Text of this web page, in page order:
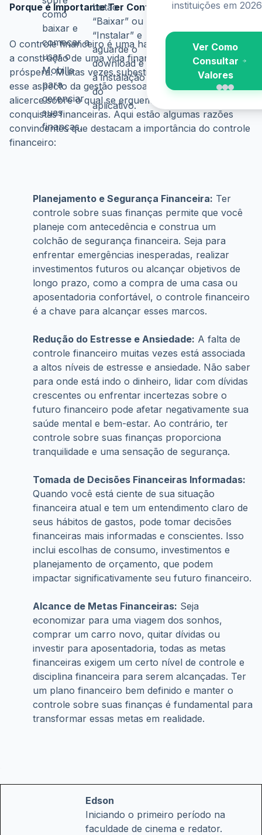
Porque é Importante Ter Controle Financeiro?
O controle financeiro é uma habilidade essencial para
a construção de uma vida financeira estável e
próspera. Muitas vezes subestimado ou negligenciado,
esse aspecto da gestão pessoal é, na verdade, o
alicerce sobre o qual se erguem todas as outras
conquistas financeiras. Aqui estão algumas razões
convincentes que destacam a importância do controle
financeiro:
Planejamento e Segurança Financeira: Ter
controle sobre suas finanças permite que você
planeje com antecedência e construa um
colchão de segurança financeira. Seja para
enfrentar emergências inesperadas, realizar
investimentos futuros ou alcançar objetivos de
longo prazo, como a compra de uma casa ou
aposentadoria confortável, o controle financeiro
é a chave para alcançar esses marcos.
Redução do Estresse e Ansiedade: A falta de
controle financeiro muitas vezes está associada
a altos níveis de estresse e ansiedade. Não saber
para onde está indo o dinheiro, lidar com dívidas
crescentes ou enfrentar incertezas sobre o
futuro financeiro pode afetar negativamente sua
saúde mental e bem-estar. Ao contrário, ter
controle sobre suas finanças proporciona
tranquilidade e uma sensação de segurança.
Tomada de Decisões Financeiras Informadas:
Quando você está ciente de sua situação
financeira atual e tem um entendimento claro de
seus hábitos de gastos, pode tomar decisões
financeiras mais informadas e conscientes. Isso
inclui escolhas de consumo, investimentos e
planejamento de orçamento, que podem
impactar significativamente seu futuro financeiro.
Alcance de Metas Financeiras: Seja
economizar para uma viagem dos sonhos,
comprar um carro novo, quitar dívidas ou
investir para aposentadoria, todas as metas
financeiras exigem um certo nível de controle e
disciplina financeira para serem alcançadas. Ter
um plano financeiro bem definido e manter o
controle sobre suas finanças é fundamental para
transformar essas metas em realidade.
como
baixar e
começar a
usar o
Mobills
para
gerenciar
suas
finanças.
botão
“Baixar” ou
“Instalar” e
aguarde o
download e
a instalação
do
aplicativo.
instituições em
Ver Como
Consultar
Valores
Edson
Iniciando o primeiro período na
faculdade de cinema e redator.